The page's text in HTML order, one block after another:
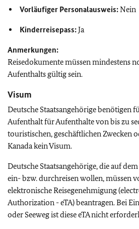
Vorläufiger Personalausweis:Nein
Kinderreisepass:Ja
Anmerkungen:
Reisedokumente müssen mindestens
Aufenthalts gültig sein.
Visum
Deutsche Staatsangehörige benötigen
Aufenthalt für Aufenthalte von bis zu
touristischen, geschäftlichen Zwecken
Kanada kein Visum.
Deutsche Staatsangehörige, die auf
ein- bzw. durchreisen wollen, müssen
elektronische Reisegenehmigung
Authorization - eTA) beantragen. Bei
oder Seeweg ist diese eTA nicht